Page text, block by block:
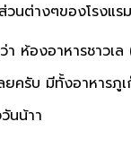
ต่างๆของโรงแร
ห้องอาหารชาว
ครับ มีทั้งอาหารภู
นน้าา